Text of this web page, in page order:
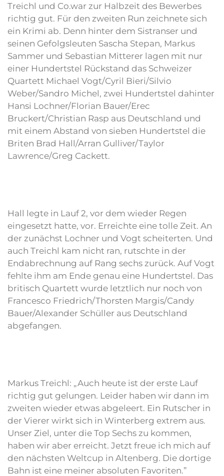
Treichl und Co.war zur Halbzeit des Bewerbes
richtig gut. Für den zweiten Run zeichnete sich
ein Krimi ab. Denn hinter dem Sistranser und
seinen Gefolgsleuten Sascha Stepan, Markus
Sammer und Sebastian Mitterer lagen mit nur
einer Hundertstel Rückstand das Schweizer
Quartett Michael Vogt/Cyril Bieri/Silvio
Weber/Sandro Michel, zwei Hundertstel dahinter
Hansi Lochner/Florian Bauer/Erec
Bruckert/Christian Rasp aus Deutschland und
mit einem Abstand von sieben Hundertstel die
Briten Brad Hall/Arran Gulliver/Taylor
Lawrence/Greg Cackett.
Hall legte in Lauf 2, vor dem wieder Regen
eingesetzt hatte, vor. Erreichte eine tolle Zeit. An
der zunächst Lochner und Vogt scheiterten. Und
auch Treichl kam nicht ran, rutschte in der
Endabrechnung auf Rang sechs zurück. Auf Vogt
fehlte ihm am Ende genau eine Hundertstel. Das
britisch Quartett wurde letztlich nur noch von
Francesco Friedrich/Thorsten Margis/Candy
Bauer/Alexander Schüller aus Deutschland
abgefangen.
Markus Treichl: „Auch heute ist der erste Lauf
richtig gut gelungen. Leider haben wir dann im
zweiten wieder etwas abgeleert. Ein Rutscher in
der Vierer wirkt sich in Winterberg extrem aus.
Unser Ziel, unter die Top Sechs zu kommen,
haben wir aber erreicht. Jetzt freue ich mich auf
den nächsten Weltcup in Altenberg. Die dortige
Bahn ist eine meiner absoluten Favoriten.”